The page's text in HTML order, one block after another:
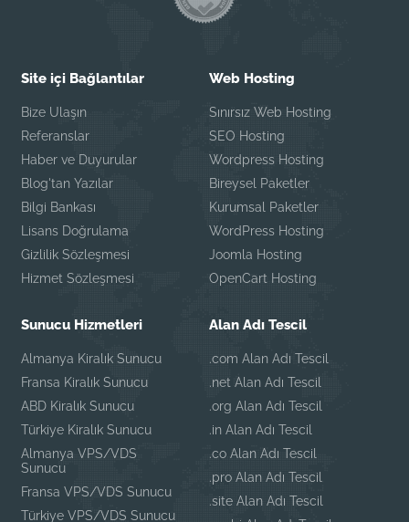
Site içi Bağlantılar
Bize Ulaşın
Referanslar
Haber ve Duyurular
Blog'tan Yazılar
Bilgi Bankası
Lisans Doğrulama
Gizlilik Sözleşmesi
Hizmet Sözleşmesi
Web Hosting
Sınırsız Web Hosting
SEO Hosting
Wordpress Hosting
Bireysel Paketler
Kurumsal Paketler
WordPress Hosting
Joomla Hosting
OpenCart Hosting
Sunucu Hizmetleri
Almanya Kiralık Sunucu
Fransa Kiralık Sunucu
ABD Kiralık Sunucu
Türkiye Kiralık Sunucu
Almanya VPS/VDS
Sunucu
Fransa VPS/VDS Sunucu
Türkiye VPS/VDS Sunucu
Alan Adı Tescil
.com Alan Adı Tescil
.net Alan Adı Tescil
.org Alan Adı Tescil
.in Alan Adı Tescil
.co Alan Adı Tescil
.pro Alan Adı Tescil
.site Alan Adı Tescil